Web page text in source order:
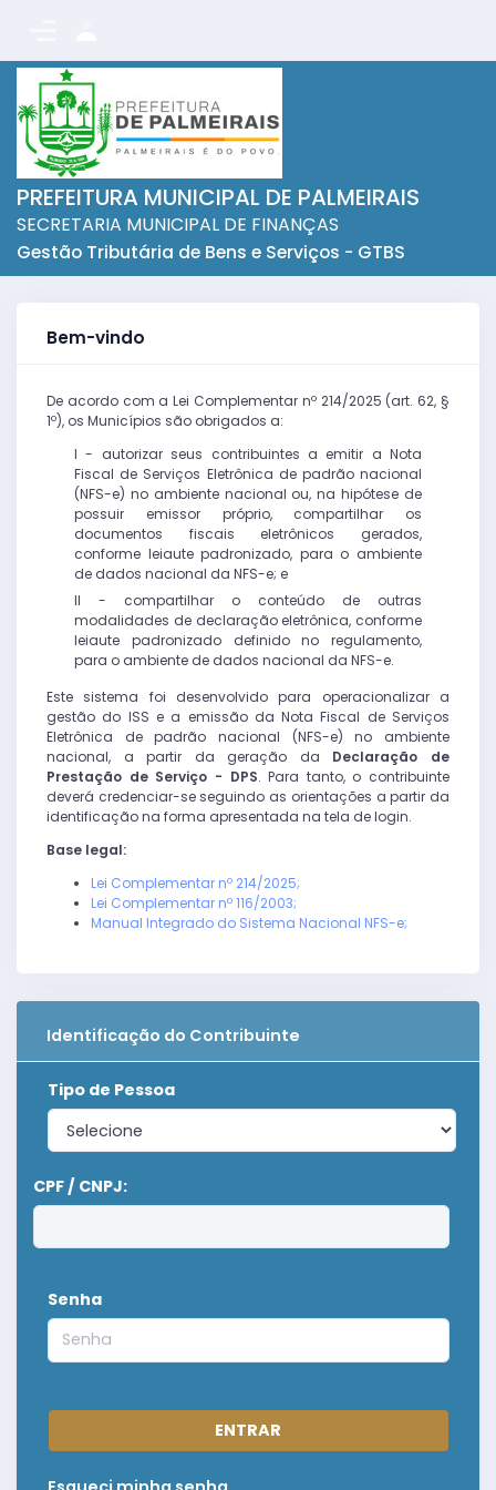
PREFEITURA MUNICIPAL DE PALMEIRAIS
SECRETARIA MUNICIPAL DE FINANÇAS
Gestão Tributária de Bens e Serviços - GTBS
Bem-vindo
De acordo com a Lei Complementar nº 214/2025 (art. 62, §
1º), os Municípios são obrigados a:
I - autorizar seus contribuintes a emitir a Nota
Fiscal de Serviços Eletrônica de padrão nacional
(NFS-e) no ambiente nacional ou, na hipótese de
possuir emissor próprio, compartilhar os
documentos fiscais eletrônicos gerados,
conforme leiaute padronizado, para o ambiente
de dados nacional da NFS-e; e
II - compartilhar o conteúdo de outras
modalidades de declaração eletrônica, conforme
leiaute padronizado definido no regulamento,
para o ambiente de dados nacional da NFS-e.
Este sistema foi desenvolvido para operacionalizar a
gestão do ISS e a emissão da Nota Fiscal de Serviços
Eletrônica de padrão nacional (NFS-e) no ambiente
nacional, a partir da geração da Declaração de
Prestação de Serviço - DPS. Para tanto, o contribuinte
deverá credenciar-se seguindo as orientações a partir da
identificação na forma apresentada na tela de login.
Base legal:
Lei Complementar nº 214/2025;
Lei Complementar nº 116/2003;
Manual Integrado do Sistema Nacional NFS-e;
Identificação do Contribuinte
Tipo de Pessoa
CPF / CNPJ:
Senha
ENTRAR